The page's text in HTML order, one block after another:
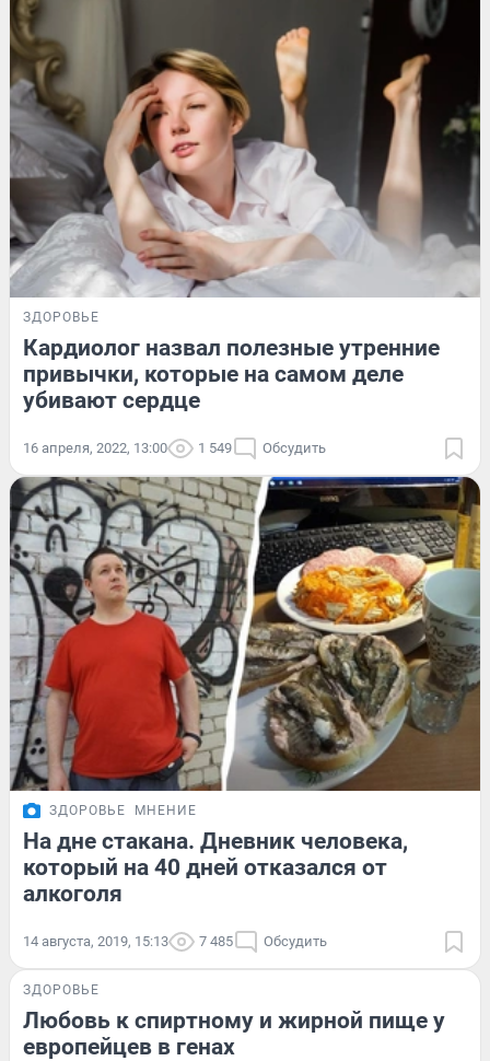
ЗДОРОВЬЕ
Кардиолог назвал полезные утренние
привычки, которые на самом деле
убивают сердце
16 апреля, 2022, 13:00 1 549 Обсудить
ЗДОРОВЬЕ МНЕНИЕ
На дне стакана. Дневник человека,
который на 40 дней отказался от
алкоголя
14 августа, 2019, 15:13 7 485 Обсудить
ЗДОРОВЬЕ
Любовь к спиртному и жирной пище у
европейцев в генах